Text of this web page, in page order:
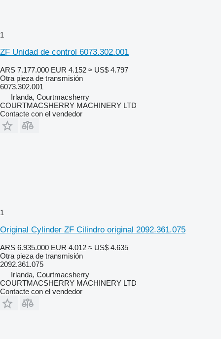
1
ZF Unidad de control 6073.302.001
ARS 7.177.000 EUR 4.152 ≈ US$ 4.797
Otra pieza de transmisión
6073.302.001
Irlanda, Courtmacsherry
COURTMACSHERRY MACHINERY LTD
Contacte con el vendedor
1
Original Cylinder ZF Cilindro original 2092.361.075
ARS 6.935.000 EUR 4.012 ≈ US$ 4.635
Otra pieza de transmisión
2092.361.075
Irlanda, Courtmacsherry
COURTMACSHERRY MACHINERY LTD
Contacte con el vendedor